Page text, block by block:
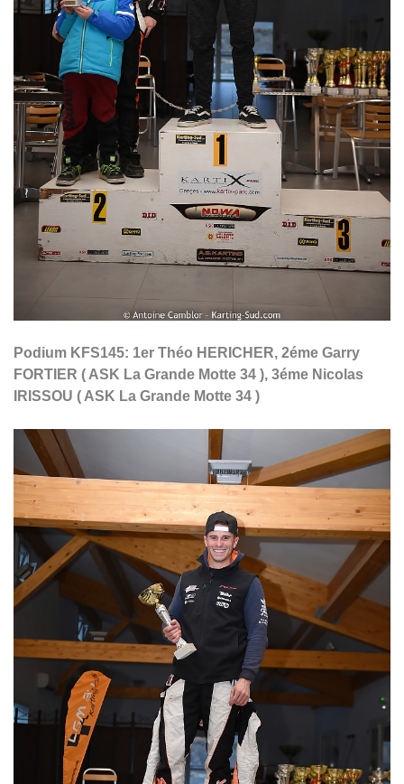
Podium KFS145: 1er Théo HERICHER, 2éme Garry
FORTIER ( ASK La Grande Motte 34 ), 3éme Nicolas
IRISSOU ( ASK La Grande Motte 34 )